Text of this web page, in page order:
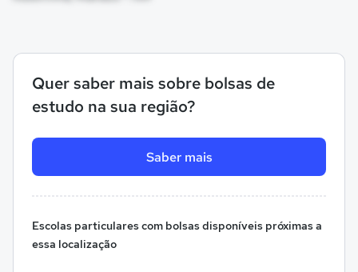
Quer saber mais sobre bolsas de
estudo na sua região?
Saber mais
Escolas particulares com bolsas disponíveis próximas a
essa localização